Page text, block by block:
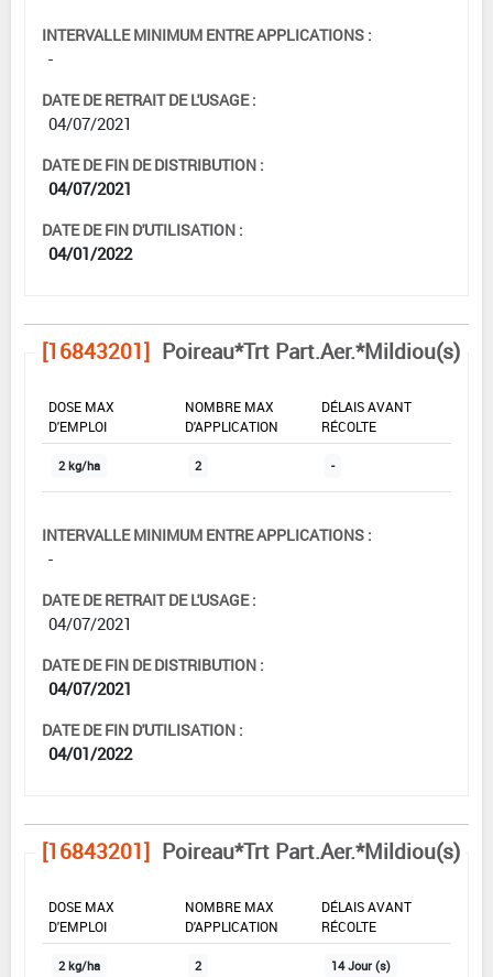
INTERVALLE MINIMUM ENTRE APPLICATIONS :
-
DATE DE RETRAIT DE L'USAGE :
04/07/2021
DATE DE FIN DE DISTRIBUTION :
04/07/2021
DATE DE FIN D'UTILISATION :
04/01/2022
[16843201] Poireau*Trt Part.Aer.*Mildiou(s)
DOSE MAX
D'EMPLOI
NOMBRE MAX
D'APPLICATION
DÉLAIS AVANT
RÉCOLTE
2 kg/ha 2 -
INTERVALLE MINIMUM ENTRE APPLICATIONS :
-
DATE DE RETRAIT DE L'USAGE :
04/07/2021
DATE DE FIN DE DISTRIBUTION :
04/07/2021
DATE DE FIN D'UTILISATION :
04/01/2022
[16843201] Poireau*Trt Part.Aer.*Mildiou(s)
DOSE MAX
D'EMPLOI
NOMBRE MAX
D'APPLICATION
DÉLAIS AVANT
RÉCOLTE
2 kg/ha 2 14 Jour (s)